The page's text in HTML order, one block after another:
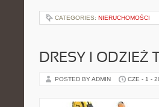
CATEGORIES: NIERUCHOMOŚCI
DRESY I ODZIEŻ
POSTED BY ADMIN CZE - 1 -